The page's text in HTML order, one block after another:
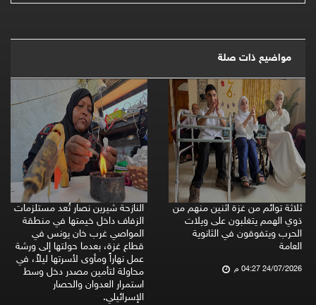
مواضيع ذات صلة
ثلاثة توائم من غزة اثنين منهم من
ذوي الهمم يتغلبون على ويلات
الحرب ويتفوقون في الثانوية
العامة
24/07/2026 04:27 م
النازحة شيرين نصار تُعد مستلزمات
الزفاف داخل خيمتها في منطقة
المواصي غرب خان يونس في
قطاع غزة، بعدما حولتها إلى ورشة
عمل نهاراً ومأوى لأسرتها ليلاً، في
محاولة لتأمين مصدر دخل وسط
استمرار العدوان والحصار
الإسرائيلي.